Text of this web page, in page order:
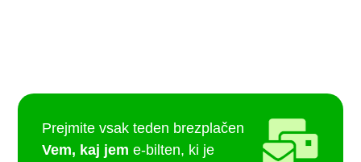
Prejmite vsak teden brezplačen
Vem, kaj jem e-bilten, ki je